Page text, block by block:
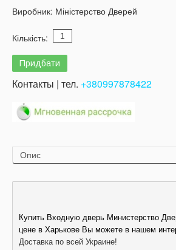
Виробник: Міністерство Дверей
Кількість:
Контакты | тел. +380997878422
Опис
Купить Входную дверь Министерство
цене в Харькове Вы можете в нашем
Доставка по всей Украине!